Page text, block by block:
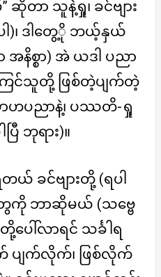
တာ သူနဲ့ရှု၊ ခင်ဗျား
ါ)၊ ဒါတွေ့ို ဘယ့်နှယ်
အနိစ္စာ) အဲ ယဒါ ပညာ
င်သူတို့ ဖြစ်တဲ့ပျက်တဲ့
ာဟပညာနဲ့၊ ပဿတိ-ရှု
ပြီ ဘုရား)။
ယ် ခင်ဗျားတို့ (ရပါ
ကို ဘာဆိုမယ် (သဗ္ဗေ
တို့ပေါ်လာရင် သင်္ခါရ
က် ပျက်လိုက်၊ ဖြစ်လိုက်